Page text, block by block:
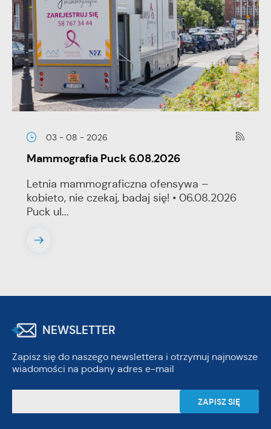
03 - 08 - 2026
Mammografia Puck 6.08.2026
Letnia mammograficzna ofensywa –
kobieto, nie czekaj, badaj się! • 06.08.2026
Puck ul...
NEWSLETTER
Zapisz się do naszego newslettera i otrzymuj najnowsze
wiadomości na podany adres e-mail